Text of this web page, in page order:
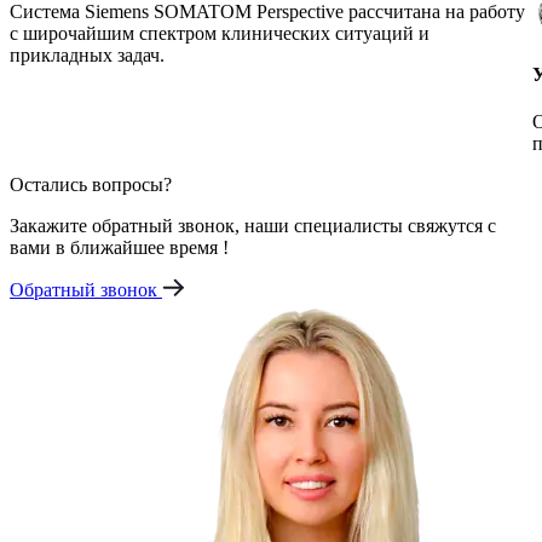
Система Siemens SOMATOM Perspective рассчитана на работу
с широчайшим спектром клинических ситуаций и
прикладных задач.
Остались вопросы?
Закажите обратный звонок, наши специалисты свяжутся с
вами в ближайшее время !
Обратный звонок